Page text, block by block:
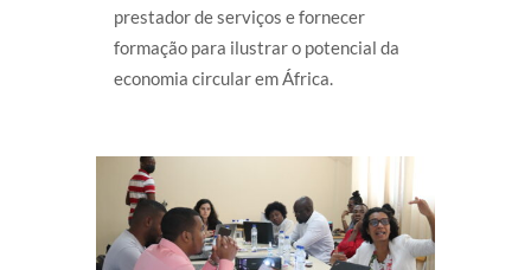
prestador de serviços e fornecer
formação para ilustrar o potencial da
economia circular em África.